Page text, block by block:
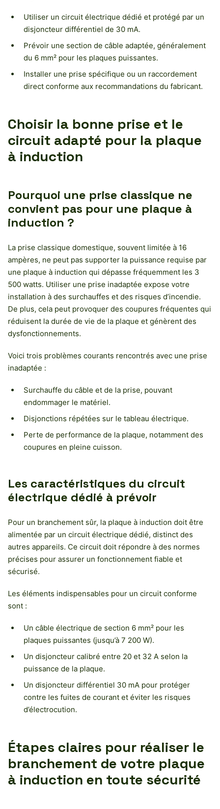
Utiliser un circuit électrique dédié et protégé par un
disjoncteur différentiel de 30 mA.
Prévoir une section de câble adaptée, généralement
du 6 mm² pour les plaques puissantes.
Installer une prise spécifique ou un raccordement
direct conforme aux recommandations du fabricant.
Choisir la bonne prise et le
circuit adapté pour la plaque
à induction
Pourquoi une prise classique ne
convient pas pour une plaque à
induction ?
La prise classique domestique, souvent limitée à 16
ampères, ne peut pas supporter la puissance requise par
une plaque à induction qui dépasse fréquemment les 3
500 watts. Utiliser une prise inadaptée expose votre
installation à des surchauffes et des risques d’incendie.
De plus, cela peut provoquer des coupures fréquentes qui
réduisent la durée de vie de la plaque et génèrent des
dysfonctionnements.
Voici trois problèmes courants rencontrés avec une prise
inadaptée :
Surchauffe du câble et de la prise, pouvant
endommager le matériel.
Disjonctions répétées sur le tableau électrique.
Perte de performance de la plaque, notamment des
coupures en pleine cuisson.
Les caractéristiques du circuit
électrique dédié à prévoir
Pour un branchement sûr, la plaque à induction doit être
alimentée par un circuit électrique dédié, distinct des
autres appareils. Ce circuit doit répondre à des normes
précises pour assurer un fonctionnement fiable et
sécurisé.
Les éléments indispensables pour un circuit conforme
sont :
Un câble électrique de section 6 mm² pour les
plaques puissantes (jusqu’à 7 200 W).
Un disjoncteur calibré entre 20 et 32 A selon la
puissance de la plaque.
Un disjoncteur différentiel 30 mA pour protéger
contre les fuites de courant et éviter les risques
d’électrocution.
Étapes claires pour réaliser le
branchement de votre plaque
à induction en toute sécurité